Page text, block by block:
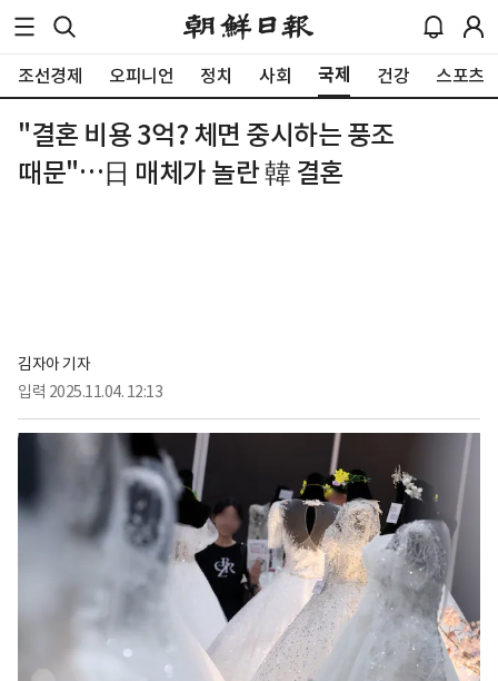
조선경제 오피니언 정치 사회 국제 건강 스포츠
"결혼 비용 3억? 체면 중시하는 풍조
때문"…日 매체가 놀란 韓 결혼
김자아 기자
입력 2025.11.04. 12:13